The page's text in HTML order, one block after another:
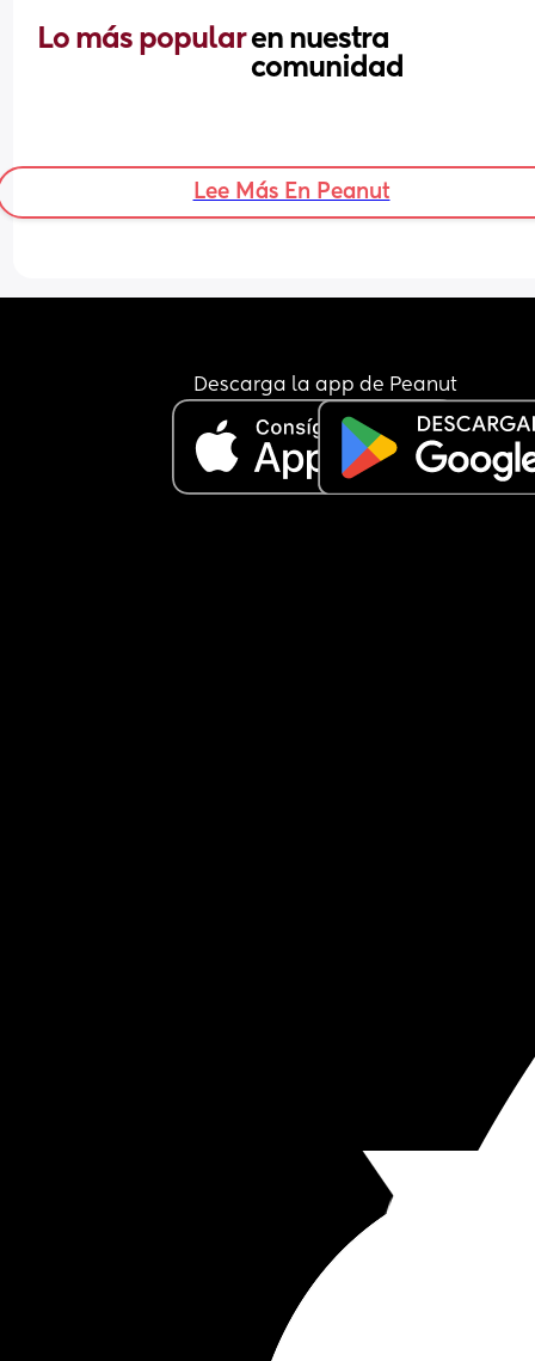
Lo más popular en nuestra
comunidad
Lee Más En Peanut
Descarga la app de Peanut